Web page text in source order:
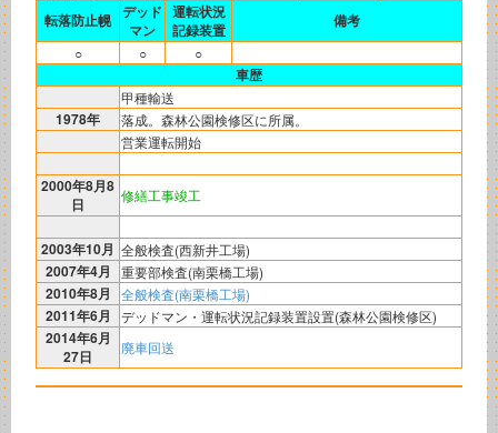
転落防止幌 デッド
マン
運転状況
記録装置
備考
○ ○ ○
車歴
甲種輸送
1978年
落成。森林公園検修区に所属。
営業運転開始
2000年8月8
日
修繕工事竣工
2003年10月 全般検査(西新井工場)
2007年4月 重要部検査(南栗橋工場)
2010年8月 全般検査(南栗橋工場)
2011年6月 デッドマン・運転状況記録装置設置(森林公園検修区)
2014年6月
27日
廃車回送